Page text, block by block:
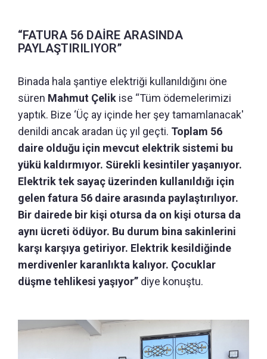
“FATURA 56 DAİRE ARASINDA
PAYLAŞTIRILIYOR”
Binada hala şantiye elektriği kullanıldığını öne
süren Mahmut Çelik ise “Tüm ödemelerimizi
yaptık. Bize ‘Üç ay içinde her şey tamamlanacak'
denildi ancak aradan üç yıl geçti. Toplam 56
daire olduğu için mevcut elektrik sistemi bu
yükü kaldırmıyor. Sürekli kesintiler yaşanıyor.
Elektrik tek sayaç üzerinden kullanıldığı için
gelen fatura 56 daire arasında paylaştırılıyor.
Bir dairede bir kişi otursa da on kişi otursa da
aynı ücreti ödüyor. Bu durum bina sakinlerini
karşı karşıya getiriyor. Elektrik kesildiğinde
merdivenler karanlıkta kalıyor. Çocuklar
düşme tehlikesi yaşıyor” diye konuştu.